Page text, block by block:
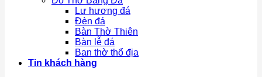
Lư hương đá
Đèn đá
Bàn Thờ Thiên
Bàn lễ đá
Ban thờ thổ địa
Tin khách hàng